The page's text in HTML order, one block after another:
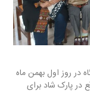
در روز اول بهمن ماه
در پارک شاد برای